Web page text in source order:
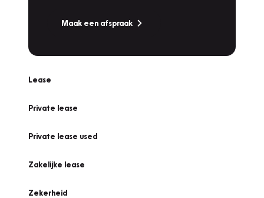
Maak een afspraak
Lease
Private lease
Private lease used
Zakelijke lease
Zekerheid